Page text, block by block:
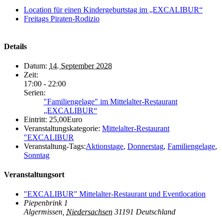
Location für einen Kindergeburtstag im „EXCALIBUR“
Freitags Piraten-Rodizio
Details
Datum: 14. September 2028
Zeit:
17:00 - 22:00
Serien:
"Familiengelage" im Mittelalter-Restaurant
„EXCALIBUR“
Eintritt: 25,00Euro
Veranstaltungskategorie: Mittelalter-Restaurant
"EXCALIBUR
Veranstaltung-Tags:Aktionstage, Donnerstag, Familiengelage,
Sonntag
Veranstaltungsort
"EXCALIBUR" Mittelalter-Restaurant und Eventlocation
Piepenbrink 1
Algermissen Niedersachsen 31191 Deutschland